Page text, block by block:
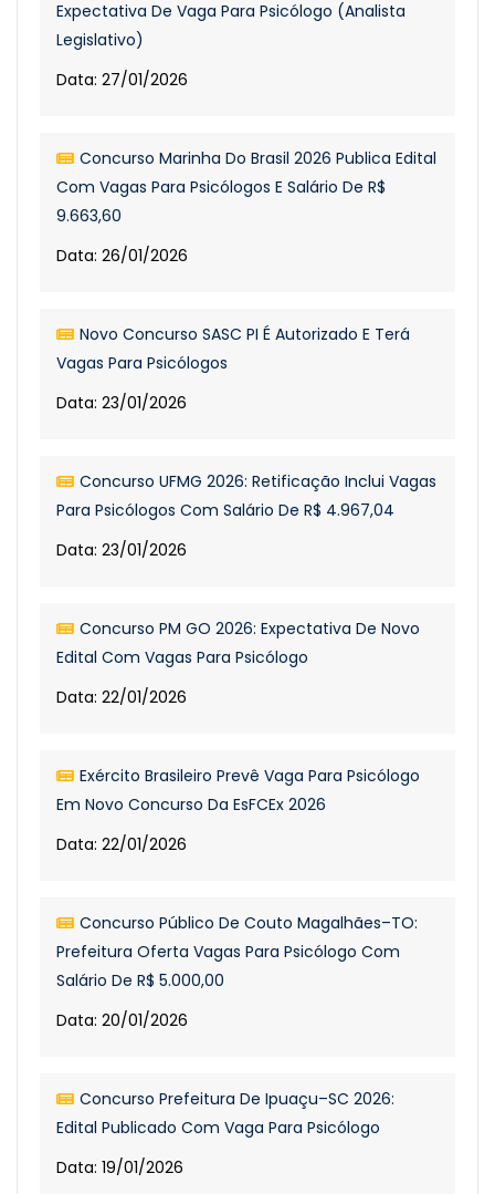
Expectativa De Vaga Para Psicólogo (Analista
Legislativo)
Data: 27/01/2026
Concurso Marinha Do Brasil 2026 Publica Edital
Com Vagas Para Psicólogos E Salário De R$
9.663,60
Data: 26/01/2026
Novo Concurso SASC PI É Autorizado E Terá
Vagas Para Psicólogos
Data: 23/01/2026
Concurso UFMG 2026: Retificação Inclui Vagas
Para Psicólogos Com Salário De R$ 4.967,04
Data: 23/01/2026
Concurso PM GO 2026: Expectativa De Novo
Edital Com Vagas Para Psicólogo
Data: 22/01/2026
Exército Brasileiro Prevê Vaga Para Psicólogo
Em Novo Concurso Da EsFCEx 2026
Data: 22/01/2026
Concurso Público De Couto Magalhães–TO:
Prefeitura Oferta Vagas Para Psicólogo Com
Salário De R$ 5.000,00
Data: 20/01/2026
Concurso Prefeitura De Ipuaçu–SC 2026:
Edital Publicado Com Vaga Para Psicólogo
Data: 19/01/2026